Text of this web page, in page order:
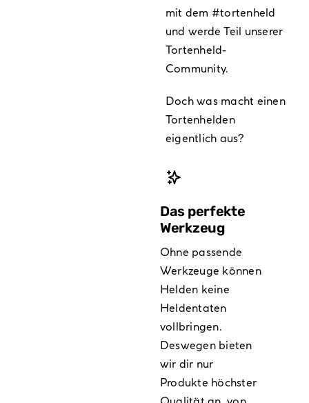
mit dem #tortenheld
und werde Teil unserer
Tortenheld-
Community.
Doch was macht einen
Tortenhelden
eigentlich aus?
Das perfekte
Werkzeug
Ohne passende
Werkzeuge können
Helden keine
Heldentaten
vollbringen.
Deswegen bieten
wir dir nur
Produkte höchster